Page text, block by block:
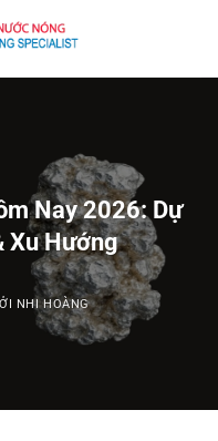
Nay 2026: Dự
Xu Hướng
NHI HOÀNG